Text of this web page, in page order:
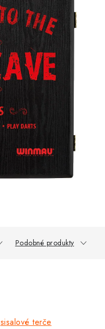
Podobné produkty
sisalové terče